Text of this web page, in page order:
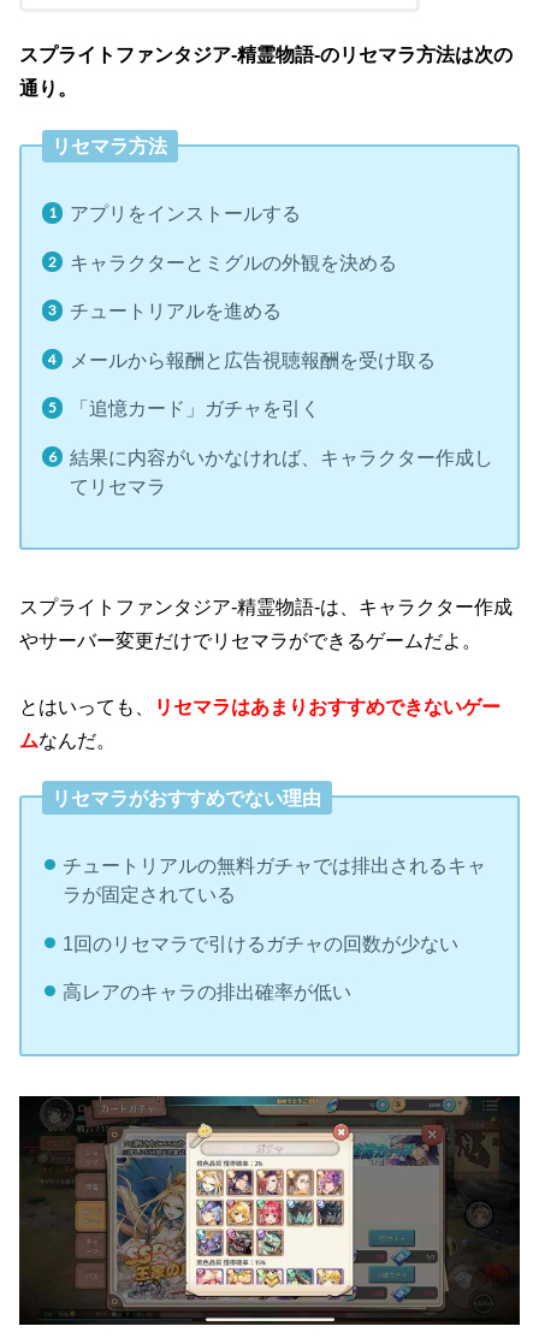
スプライトファンタジア-精霊物語-のリセマラ方法は次の
通り。
リセマラ方法
アプリをインストールする
キャラクターとミグルの外観を決める
チュートリアルを進める
メールから報酬と広告視聴報酬を受け取る
「追憶カード」ガチャを引く
結果に内容がいかなければ、キャラクター作成し
てリセマラ
スプライトファンタジア-精霊物語-は、キャラクター作成
やサーバー変更だけでリセマラができるゲームだよ。
とはいっても、
リセマラはあまりおすすめできないゲー
ムなんだ。
リセマラがおすすめでない理由
チュートリアルの無料ガチャでは排出されるキャ
ラが固定されている
1回のリセマラで引けるガチャの回数が少ない
高レアのキャラの排出確率が低い